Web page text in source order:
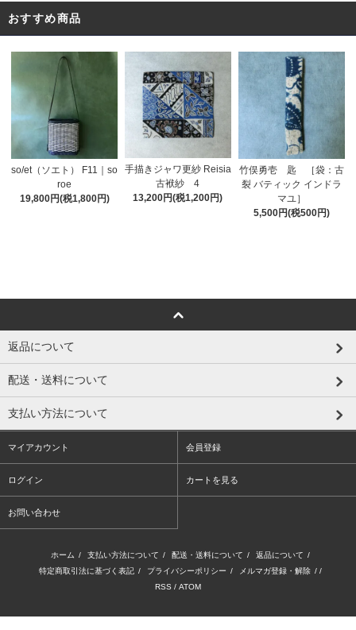
おすすめ商品
so/et（ソエト） F11｜so
roe
19,800円(税1,800円)
手描きジャワ更紗 Reisia
古袱紗 4
13,200円(税1,200円)
竹俣勇壱 匙 ［袋：古
裂 バティック インドラ
マユ］
5,500円(税500円)
返品について
配送・送料について
支払い方法について
マイアカウント 会員登録
ログイン カートを見る
お問い合わせ
ホーム / 支払い方法について / 配送・送料について / 返品について /
特定商取引法に基づく表記 / プライバシーポリシー / メルマガ登録・解除 / /
RSS / ATOM